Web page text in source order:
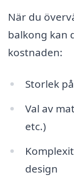
När du
balkong kan
kostnaden:
Storlek
Val av
etc.)
design